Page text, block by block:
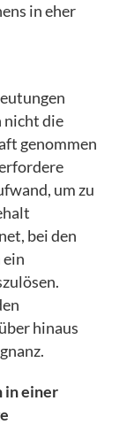
in eher
nicht die
genommen
um zu
bei den
ein
hinaus
in einer